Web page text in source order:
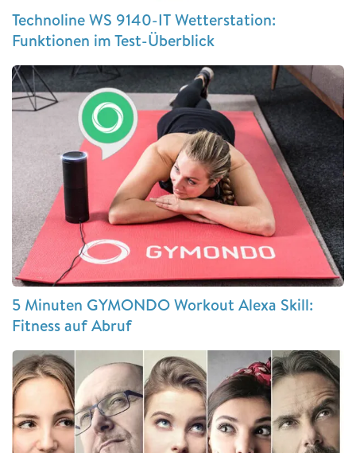
Technoline WS 9140-IT Wetterstation:
Funktionen im Test-Überblick
5 Minuten GYMONDO Workout Alexa Skill:
Fitness auf Abruf